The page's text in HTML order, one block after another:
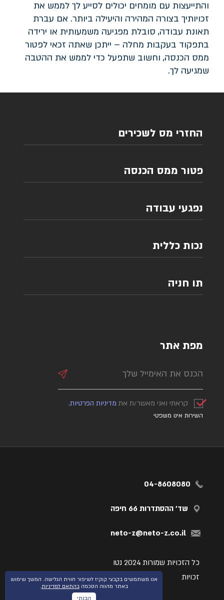
והתייעצות עם מומחים יכולים לסייע לך לממש את
זכויותיך בצורה המהירה והיעילה ביותר. אם עברת
תאונת עבודה, סובלת מפגיעה משמעותית או ירידה
בתפקוד בעקבות מחלה – ייתכן שאתה זכאי לפטור
ממס הכנסה, וחשוב שתפעל כדי לממש את ההטבה
שמגיעה לך.
מפת אתר
קראתי ואני מאשר/ת את מדיניות הפרטיות.
השירות אינו משפטי
החזרי מס לשכירים
פטור ממס הכנסה
נפגעי עבודה
נכות כללית
תו חניה
04-8608080
שד' ההסתדרות 66 חיפה
neto-z@neto-z.co.il
כל הזכויות שמורות 2024 נטו
זכויות
אנו משתמשים בקבצי קוקיז לשיפור חווית הגלישה. המשך שימוש
באתר מהווה הסכמהבהתאם למדיניות.
הבנתי